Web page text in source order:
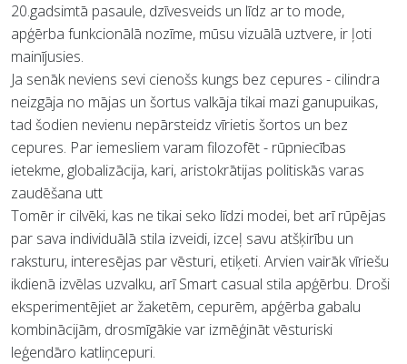
20.gadsimtā pasaule, dzīvesveids un līdz ar to mode,
apģērba funkcionālā nozīme, mūsu vizuālā uztvere, ir ļoti
mainījusies.
Ja senāk neviens sevi cienošs kungs bez cepures - cilindra
neizgāja no mājas un šortus valkāja tikai mazi ganupuikas,
tad šodien nevienu nepārsteidz vīrietis šortos un bez
cepures. Par iemesliem varam filozofēt - rūpniecības
ietekme, globalizācija, kari, aristokrātijas politiskās varas
zaudēšana utt
Tomēr ir cilvēki, kas ne tikai seko līdzi modei, bet arī rūpējas
par sava individuālā stila izveidi, izceļ savu atšķirību un
raksturu, interesējas par vēsturi, etiķeti. Arvien vairāk vīriešu
ikdienā izvēlas uzvalku, arī Smart casual stila apģērbu. Droši
eksperimentējiet ar žaketēm, cepurēm, apģērba gabalu
kombinācijām, drosmīgākie var izmēģināt vēsturiski
leģendāro katliņcepuri.